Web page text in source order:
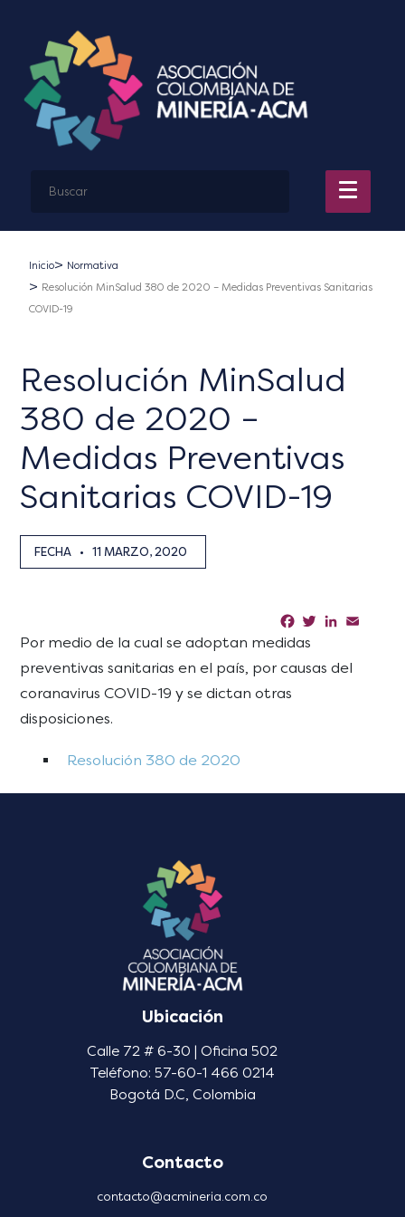
Inicio
Normativa
Resolución MinSalud 380 de 2020 – Medidas Preventivas Sanitarias
COVID-19
Resolución MinSalud
380 de 2020 –
Medidas Preventivas
Sanitarias COVID-19
FECHA • 11 MARZO, 2020
Facebook
TwitterLinkedIn
Por medio de la cual se adoptan medidas
preventivas sanitarias en el país, por causas del
coranavirus COVID-19 y se dictan otras
disposiciones.
Resolución 380 de 2020
Ubicación
Calle 72 # 6-30 | Oficina 502
Teléfono: 57-60-1 466 0214
Bogotá D.C, Colombia
Contacto
contacto@acmineria.com.co